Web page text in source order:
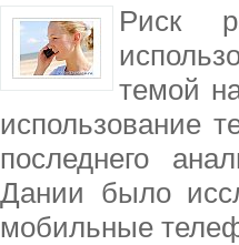
Риск
темой
использование
последнего
Дании было
мобильные